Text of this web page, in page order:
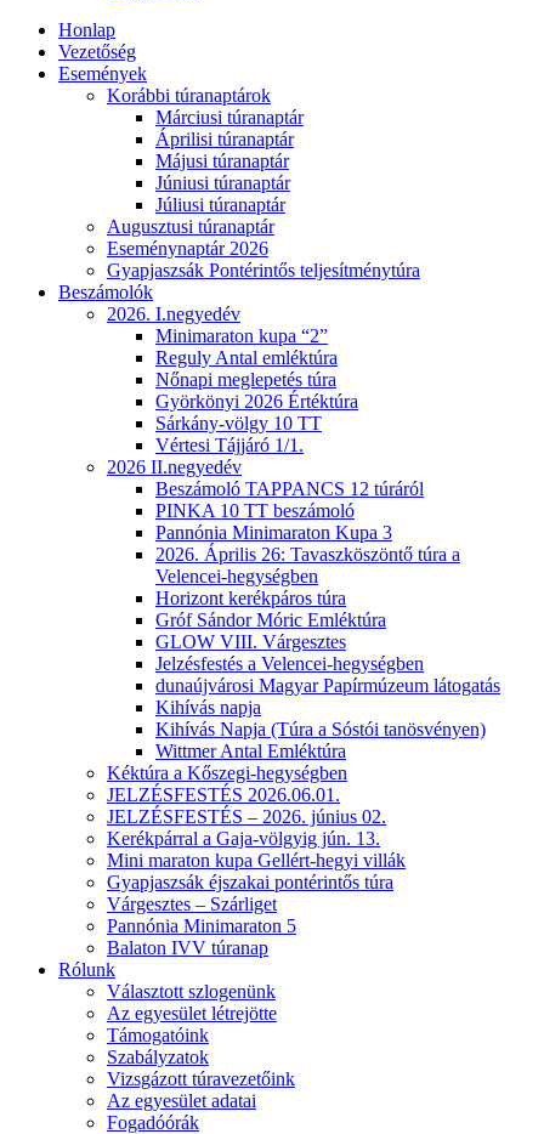
Honlap
Vezetőség
Események
Korábbi túranaptárok
Márciusi túranaptár
Áprilisi túranaptár
Májusi túranaptár
Júniusi túranaptár
Júliusi túranaptár
Augusztusi túranaptár
Eseménynaptár 2026
Gyapjaszsák Pontérintős teljesítménytúra
Beszámolók
2026. I.negyedév
Minimaraton kupa “2”
Reguly Antal emléktúra
Nőnapi meglepetés túra
Györkönyi 2026 Értéktúra
Sárkány-völgy 10 TT
Vértesi Tájjáró 1/1.
2026 II.negyedév
Beszámoló TAPPANCS 12 túráról
PINKA 10 TT beszámoló
Pannónia Minimaraton Kupa 3
2026. Április 26: Tavaszköszöntő túra a
Velencei-hegységben
Horizont kerékpáros túra
Gróf Sándor Móric Emléktúra
GLOW VIII. Várgesztes
Jelzésfestés a Velencei-hegységben
dunaújvárosi Magyar Papírmúzeum látogatás
Kihívás napja
Kihívás Napja (Túra a Sóstói tanösvényen)
Wittmer Antal Emléktúra
Kéktúra a Kőszegi-hegységben
JELZÉSFESTÉS 2026.06.01.
JELZÉSFESTÉS – 2026. június 02.
Kerékpárral a Gaja-völgyig jún. 13.
Mini maraton kupa Gellért-hegyi villák
Gyapjaszsák éjszakai pontérintős túra
Várgesztes – Szárliget
Pannónia Minimaraton 5
Balaton IVV túranap
Rólunk
Választott szlogenünk
Az egyesület létrejötte
Támogatóink
Szabályzatok
Vizsgázott túravezetőink
Az egyesület adatai
Fogadóórák